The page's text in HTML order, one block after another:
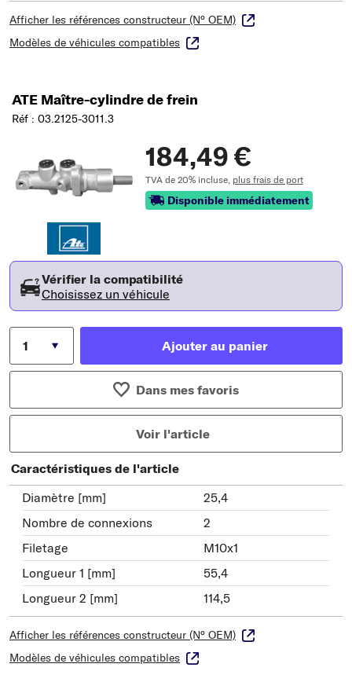
Afficher les références constructeur (N° OEM)
Modèles de véhicules compatibles
ATE Maître-cylindre de frein
Réf : 03.2125-3011.3
184,49 €
TVA de 20% incluse, plus frais de port
Disponible immédiatement
Vérifier la compatibilité
Choisissez un véhicule
Ajouter au panier
Dans mes favoris
Voir l'article
Caractéristiques de l'article
Diamètre [mm]
25,4
Nombre de connexions
2
Filetage
M10x1
Longueur 1 [mm]
55,4
Longueur 2 [mm]
114,5
Afficher les références constructeur (N° OEM)
Modèles de véhicules compatibles